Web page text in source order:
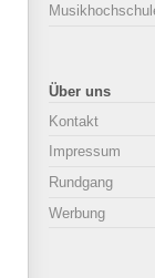
Über uns
Kontakt
Impressum
Rundgang
Werbung